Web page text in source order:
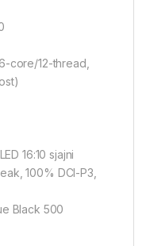
core/12-thread,
16:10 sjajni
100% DCI-P3,
Black 500